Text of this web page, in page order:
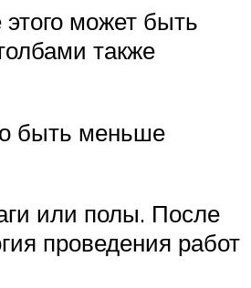
может быть
также
быть меньше
или полы. После
проведения работ